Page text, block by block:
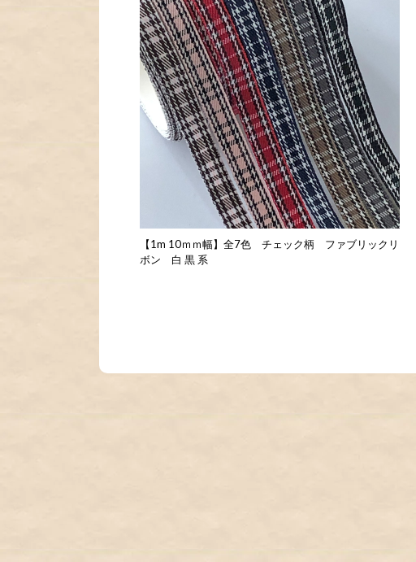
【1m 10ｍｍ幅】全7色 チェック柄 ファブリックリ
ボン 白 黒 系